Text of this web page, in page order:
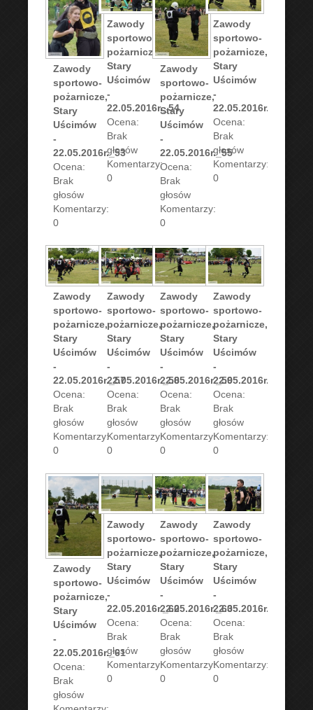
Zawody
sportowo-
pożarnicze,
Stary
Uścimów
-
22.05.2016r._53
Ocena:
Brak
głosów
Komentarzy:
0
Zawody
sportowo-
pożarnicze,
Stary
Uścimów
-
22.05.2016r._54
Ocena:
Brak
głosów
Komentarzy:
0
Zawody
sportowo-
pożarnicze,
Stary
Uścimów
-
22.05.2016r._55
Ocena:
Brak
głosów
Komentarzy:
0
Zawody
sportowo-
pożarnicze,
Stary
Uścimów
-
22.05.2016r._56
Ocena:
Brak
głosów
Komentarzy:
0
Zawody
sportowo-
pożarnicze,
Stary
Uścimów
-
22.05.2016r._57
Ocena:
Brak
głosów
Komentarzy:
0
Zawody
sportowo-
pożarnicze,
Stary
Uścimów
-
22.05.2016r._58
Ocena:
Brak
głosów
Komentarzy:
0
Zawody
sportowo-
pożarnicze,
Stary
Uścimów
-
22.05.2016r._59
Ocena:
Brak
głosów
Komentarzy:
0
Zawody
sportowo-
pożarnicze,
Stary
Uścimów
-
22.05.2016r._60
Ocena:
Brak
głosów
Komentarzy:
0
Zawody
sportowo-
pożarnicze,
Stary
Uścimów
-
22.05.2016r._61
Ocena:
Brak
głosów
Zawody
sportowo-
pożarnicze,
Stary
Uścimów
-
22.05.2016r._62
Ocena:
Brak
głosów
Komentarzy:
0
Zawody
sportowo-
pożarnicze,
Stary
Uścimów
-
22.05.2016r._63
Ocena:
Brak
głosów
Komentarzy:
0
Zawody
sportowo-
pożarnicze,
Stary
Uścimów
-
22.05.2016r._64
Ocena:
Brak
głosów
Komentarzy:
0